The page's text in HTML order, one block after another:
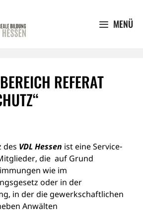
MENÜ
REFERAT
des VDL Hessen ist eine Service-
die auf Grund
wie im
oder in der
in der die gewerkschaftlichen
Anwälten